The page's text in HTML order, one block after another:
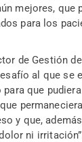
mejores, que
para los
de Gestión
al que se
que
y que,
ni